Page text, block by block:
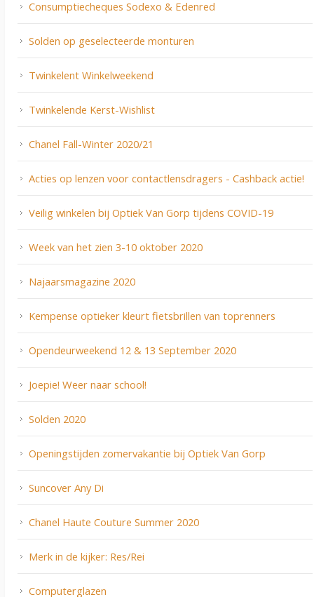
Consumptiecheques Sodexo & Edenred
Solden op geselecteerde monturen
Twinkelent Winkelweekend
Twinkelende Kerst-Wishlist
Chanel Fall-Winter 2020/21
Acties op lenzen voor contactlensdragers - Cashback actie!
Veilig winkelen bij Optiek Van Gorp tijdens COVID-19
Week van het zien 3-10 oktober 2020
Najaarsmagazine 2020
Kempense optieker kleurt fietsbrillen van toprenners
Opendeurweekend 12 & 13 September 2020
Joepie! Weer naar school!
Solden 2020
Openingstijden zomervakantie bij Optiek Van Gorp
Suncover Any Di
Chanel Haute Couture Summer 2020
Merk in de kijker: Res/Rei
Computerglazen